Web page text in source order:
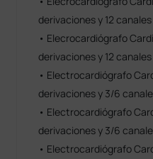
derivaciones y 12
• Elecrocardiógrafo
derivaciones y 12
• Electrocardiógrafo
derivaciones y 3/6
• Electrocardiógrafo
derivaciones y 3/6
• Electrocardiógrafo